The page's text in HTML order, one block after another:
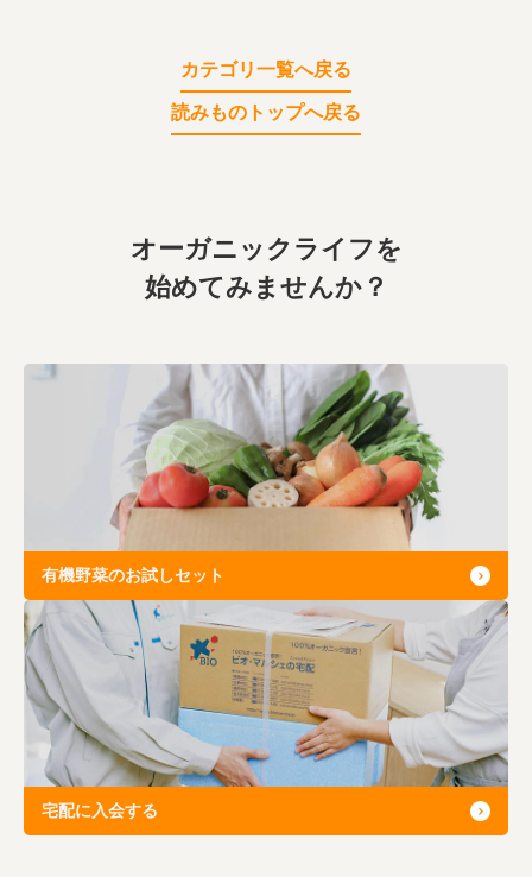
カテゴリ一覧へ戻る
読みものトップへ戻る
オーガニックライフを
始めてみませんか？
有機野菜のお試しセット
宅配に入会する